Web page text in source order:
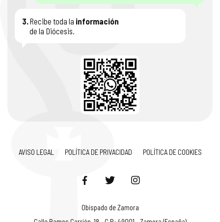
3. Recibe toda la información
de la Diócesis.
AVISO LEGAL POLÍTICA DE PRIVACIDAD POLÍTICA DE COOKIES
Obispado de Zamora